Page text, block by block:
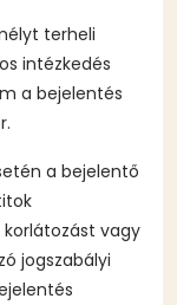
terheli
intézkedés
a bejelentés
a bejelentő
vagy
jogszabályi